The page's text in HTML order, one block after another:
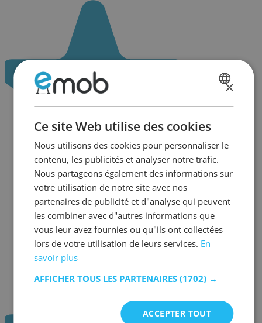
×
Ce site Web utilise des cookies
Nous utilisons des cookies pour personnaliser le
contenu, les publicités et analyser notre trafic.
Nous partageons également des informations sur
votre utilisation de notre site avec nos
partenaires de publicité et d"analyse qui peuvent
les combiner avec d"autres informations que
vous leur avez fournies ou qu"ils ont collectées
lors de votre utilisation de leurs services. En
savoir plus
AFFICHER TOUS LES PARTENAIRES (1702) →
ACCEPTER TOUT